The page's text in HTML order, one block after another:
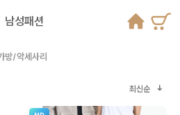
남성패션
방/악세사리
최신순